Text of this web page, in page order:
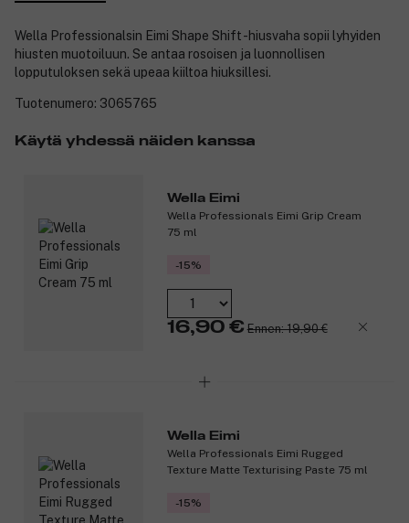
Wella Professionalsin Eimi Shape Shift -hiusvaha sopii lyhyiden
hiusten muotoiluun. Se antaa rosoisen ja luonnollisen
lopputuloksen sekä upeaa kiiltoa hiuksillesi.
Tuotenumero: 3065765
Käytä yhdessä näiden kanssa
Wella Eimi
Wella Professionals Eimi Grip Cream
75 ml
-15%
16,90 € Ennen: 19,90 €
Wella Eimi
Wella Professionals Eimi Rugged
Texture Matte Texturising Paste 75 ml
-15%